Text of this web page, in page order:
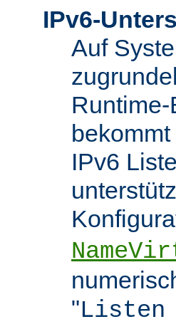
IPv6-
Auf
IPv6
"Listen